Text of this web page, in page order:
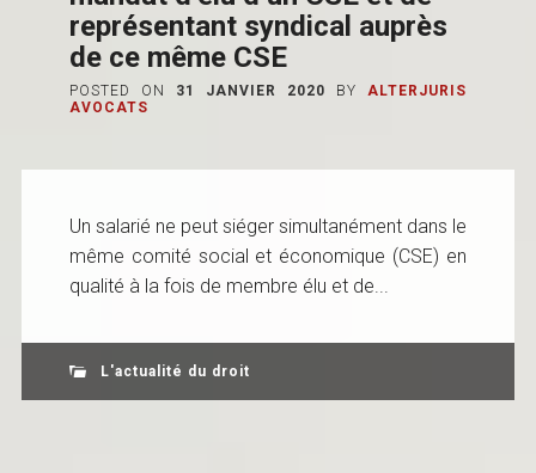
représentant syndical auprès
de ce même CSE
POSTED ON 31 JANVIER 2020 BY
ALTERJURIS
AVOCATS
Un salarié ne peut siéger simultanément dans le
même comité social et économique (CSE) en
qualité à la fois de membre élu et de...
L'actualité du droit